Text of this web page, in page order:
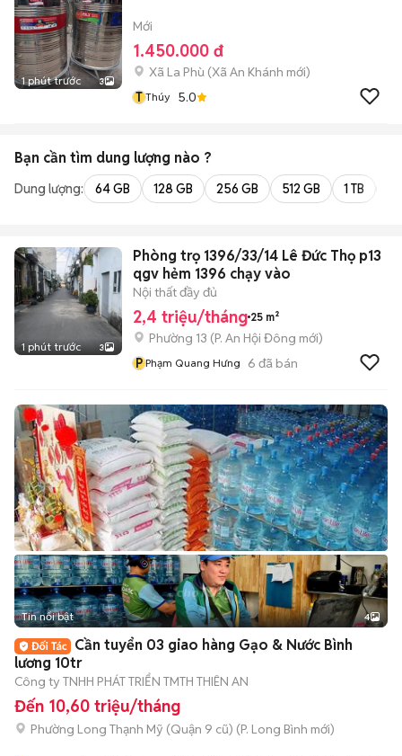
1 phút trước 3
Mới
1.450.000 đ
Xã La Phù (Xã An Khánh mới)
T Thúy 5.0
Bạn cần tìm dung lượng nào ?
Dung lượng: 64 GB 128 GB 256 GB 512 GB 1 TB
1 phút trước 3
Phòng trọ 1396/33/14 Lê Đức Thọ p13
qgv hẻm 1396 chạy vào
Nội thất đầy đủ
2,4 triệu/tháng 25 m²
Phường 13 (P. An Hội Đông mới)
P Phạm Quang Hưng 6 đã bán
Tin nổi bật 4
Cần tuyển 03 giao hàng Gạo & Nước Bình
lương 10tr
Công ty TNHH PHÁT TRIỂN TMTH THIÊN AN
Đến 10,60 triệu/tháng
Phường Long Thạnh Mỹ (Quận 9 cũ) (P. Long Bình mới)